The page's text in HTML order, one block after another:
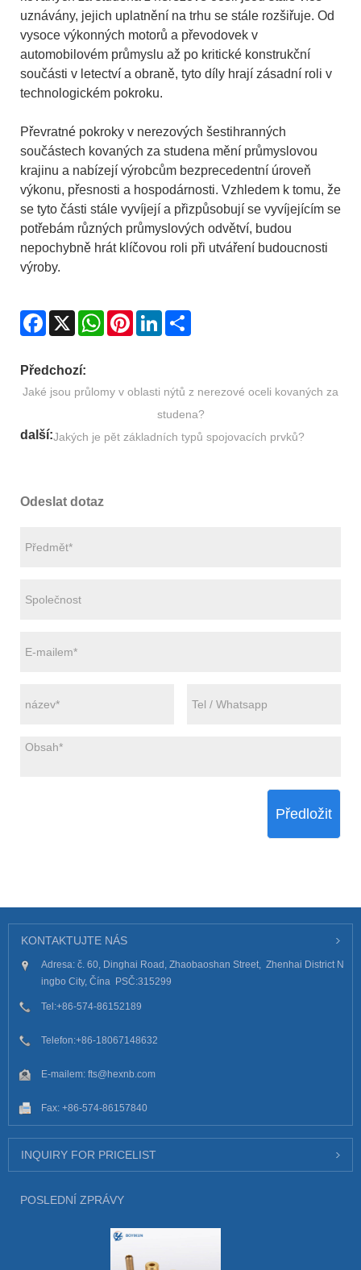
uznávány, jejich uplatnění na trhu se stále rozšiřuje. Od
vysoce výkonných motorů a převodovek v
automobilovém průmyslu až po kritické konstrukční
součásti v letectví a obraně, tyto díly hrají zásadní roli v
technologickém pokroku.
Převratné pokroky v nerezových šestihranných
součástech kovaných za studena mění průmyslovou
krajinu a nabízejí výrobcům bezprecedentní úroveň
výkonu, přesnosti a hospodárnosti. Vzhledem k tomu, že
se tyto části stále vyvíjejí a přizpůsobují se vyvíjejícím se
potřebám různých průmyslových odvětví, budou
nepochybně hrát klíčovou roli při utváření budoucnosti
výroby.
Facebook
X WhatsAppPinterestLinkedIn
Předchozí:
Jaké jsou průlomy v oblasti nýtů z nerezové oceli kovaných za
studena?
další:Jakých je pět základních typů spojovacích prvků?
Odeslat dotaz
Předložit
KONTAKTUJTE NÁS
Adresa: č. 60, Dinghai Road, Zhaobaoshan Street, Zhenhai District N
ingbo City, Čína PSČ:315299
Tel:+86-574-86152189
Telefon:+86-18067148632
E-mailem: fts@hexnb.com
Fax: +86-574-86157840
INQUIRY FOR PRICELIST
POSLEDNÍ ZPRÁVY